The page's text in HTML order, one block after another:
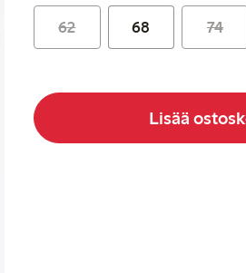
62 68 74
Lisää